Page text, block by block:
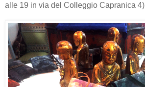
alle 19 in via del Colleggio Capranica 4)